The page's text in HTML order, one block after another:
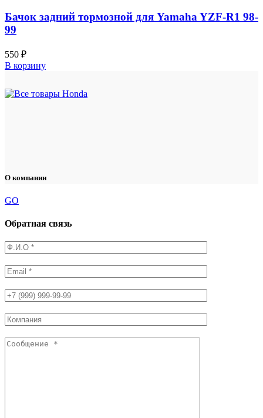
Бачок задний тормозной для Yamaha YZF-R1 98-
99
550 ₽
В корзину
О компании
GO
Обратная связь